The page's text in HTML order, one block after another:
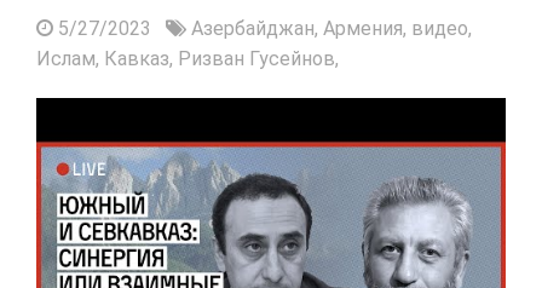
5/27/2023 Азербайджан, Армения, видео,
Ислам, Кавказ, Ризван Гусейнов,